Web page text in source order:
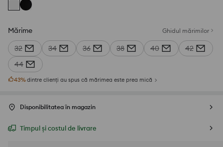
Mărime Ghidul mărimilor
32 34 36 38 40
42
44
43%dintre clienți au spus că mărimea este prea mică
Disponibilitatea în magazin
Timpul și costul de livrare